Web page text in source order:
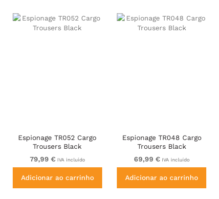
Espionage TR052 Cargo
Trousers Black
79,99 € IVA incluído
Adicionar ao carrinho
Espionage TR048 Cargo
Trousers Black
69,99 € IVA incluído
Adicionar ao carrinho